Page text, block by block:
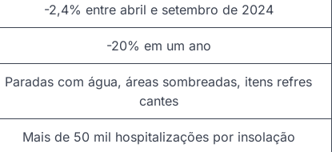
-2,4% entre abril e setembro de 2024
-20% em um ano
Paradas com água, áreas sombreadas, itens refres
cantes
Mais de 50 mil hospitalizações por insolação